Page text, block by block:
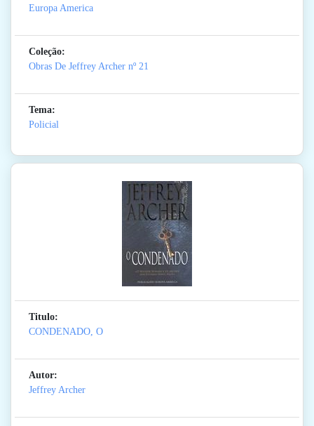
Europa America
Coleção:
Obras De Jeffrey Archer nº 21
Tema:
Policial
Titulo:
CONDENADO, O
Autor:
Jeffrey Archer